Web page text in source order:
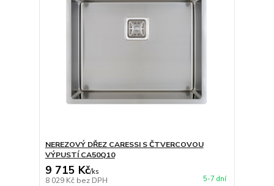
NEREZOVÝ DŘEZ CARESSI S ČTVERCOVOU
VÝPUSTÍ CA50Q10
9 715 Kč/ks
8 029 Kč bez DPH 5-7 dní